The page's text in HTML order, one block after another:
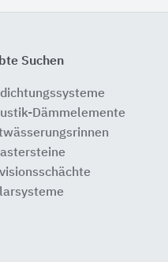
Suchen
Dämmelemente